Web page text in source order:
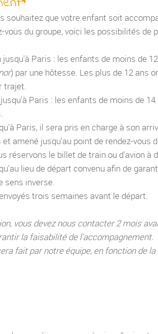
souhaitez que votre enfant soit
vous du groupe, voici les possibilités de
Paris : les enfants de moins de
) par une hôtesse. Les plus de 12 ans
trajet.
Paris : les enfants de moins de
Paris, il sera pris en charge à son
amené jusqu'au point de rendez-vous
réservons le billet de train ou d'avion à
lieu de départ convenu afin de
sens inverse.
trois semaines avant le départ.
vous devez nous contacter 2 mois
la faisabilité de l'accompagnement.
fait par notre équipe, en fonction de